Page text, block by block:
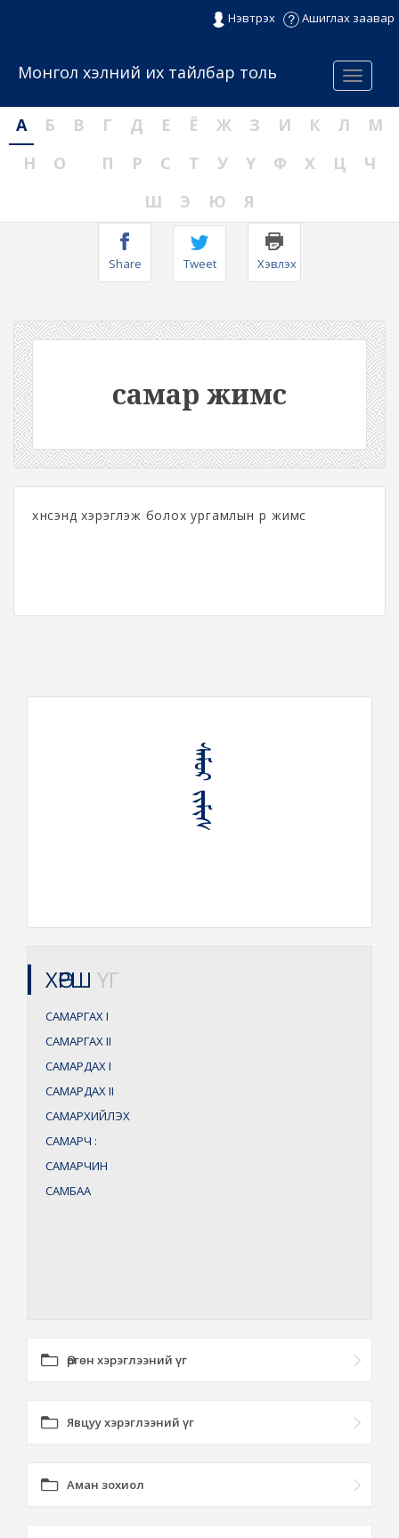
Нэвтрэх Ашиглах заавар
Menu
Монгол хэлний их тайлбар толь
А Б В Г Д Е Ё Ж З И К Л
М
Н
О П Р С Т У Ү Ф Х Ц
Ч
Ш
Э Ю Я
Share Tweet Хэвлэх
самар жимс
хүнсэнд хэрэглэж болох ургамлын үр жимс
ᠰᠠᠮᠤᠷ ᠵᠢᠮᠢᠰ
ХӨРШ ҮГ
САМАРГАХI
САМАРГАХII
САМАРДАХI
САМАРДАХII
САМАРХИЙЛЭХ
САМАРЧ :
САМАРЧИН
САМБАА
Өргөн хэрэглээний үг
Явцуу хэрэглээний үг
Аман зохиол